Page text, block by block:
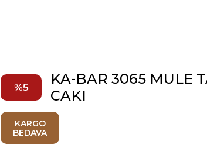
5
KA-BAR 3065 MULE
CAKI
KARGO
BEDAVA